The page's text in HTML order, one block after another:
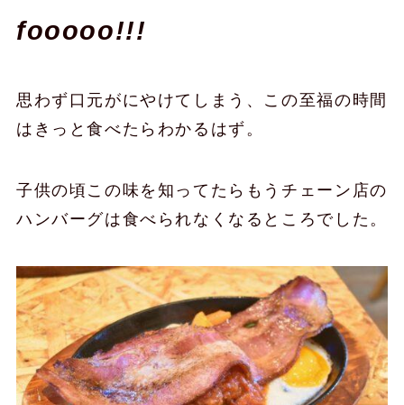
fooooo!!!
思わず口元がにやけてしまう、この至福の時間
はきっと食べたらわかるはず。
子供の頃この味を知ってたらもうチェーン店の
ハンバーグは食べられなくなるところでした。